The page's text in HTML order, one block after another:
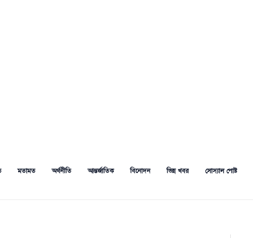
মতামত অর্থনীতি আন্তর্জাতিক বিনোদন ভিন্ন খবর সোস্যাল পোষ্ট